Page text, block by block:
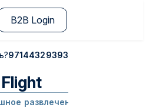
B2B Login
97144329393
развлечение